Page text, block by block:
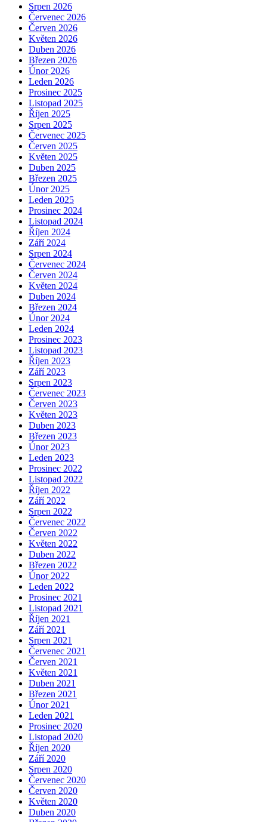
Srpen 2026
Červenec 2026
Červen 2026
Květen 2026
Duben 2026
Březen 2026
Únor 2026
Leden 2026
Prosinec 2025
Listopad 2025
Říjen 2025
Srpen 2025
Červenec 2025
Červen 2025
Květen 2025
Duben 2025
Březen 2025
Únor 2025
Leden 2025
Prosinec 2024
Listopad 2024
Říjen 2024
Září 2024
Srpen 2024
Červenec 2024
Červen 2024
Květen 2024
Duben 2024
Březen 2024
Únor 2024
Leden 2024
Prosinec 2023
Listopad 2023
Říjen 2023
Září 2023
Srpen 2023
Červenec 2023
Červen 2023
Květen 2023
Duben 2023
Březen 2023
Únor 2023
Leden 2023
Prosinec 2022
Listopad 2022
Říjen 2022
Září 2022
Srpen 2022
Červenec 2022
Červen 2022
Květen 2022
Duben 2022
Březen 2022
Únor 2022
Leden 2022
Prosinec 2021
Listopad 2021
Říjen 2021
Září 2021
Srpen 2021
Červenec 2021
Červen 2021
Květen 2021
Duben 2021
Březen 2021
Únor 2021
Leden 2021
Prosinec 2020
Listopad 2020
Říjen 2020
Září 2020
Srpen 2020
Červenec 2020
Červen 2020
Květen 2020
Duben 2020